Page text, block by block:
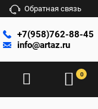
Обратная связь
+7(958)762-88-45
info@artaz.ru
0